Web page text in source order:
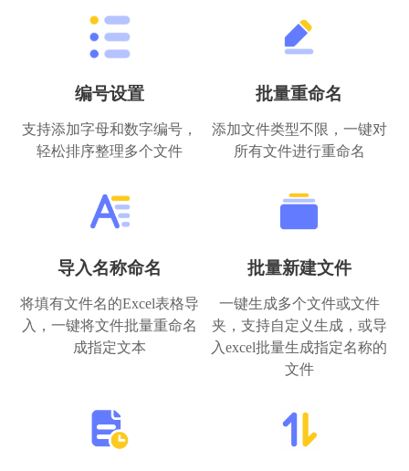
编号设置
支持添加字母和数字编号，
轻松排序整理多个文件
批量重命名
添加文件类型不限，一键对
所有文件进行重命名
导入名称命名
将填有文件名的Excel表格导
入，一键将文件批量重命名
成指定文本
批量新建文件
一键生成多个文件或文件
夹，支持自定义生成，或导
入excel批量生成指定名称的
文件